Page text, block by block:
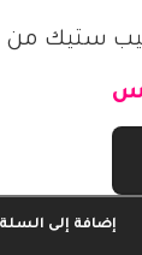
ستيك من
إضافة إلى السلة